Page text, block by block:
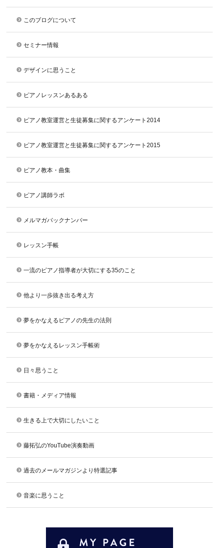
このブログについて
セミナー情報
デザインに思うこと
ピアノレッスンあるある
ピアノ教室運営と生徒募集に関するアンケート2014
ピアノ教室運営と生徒募集に関するアンケート2015
ピアノ教本・曲集
ピアノ講師ラボ
メルマガバックナンバー
レッスン手帳
一流のピアノ指導者が大切にする35のこと
他より一歩抜き出る考え方
夢をかなえるピアノの先生の法則
夢をかなえるレッスン手帳術
日々思うこと
書籍・メディア情報
生きる上で大切にしたいこと
藤拓弘のYouTube演奏動画
過去のメールマガジンより特選記事
音楽に思うこと